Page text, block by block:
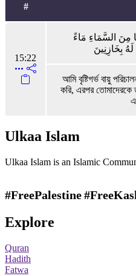
#
15:22
مِنَ السَّمَاءِ مَاءً
بِخَازِنِينَ
আমি বৃষ্টিগর্ভ বায়ু
করি, এরপর
Ulkaa Islam
Ulkaa Islam is an Islamic
#FreePalestine
Explore
Quran
Hadith
Fatwa